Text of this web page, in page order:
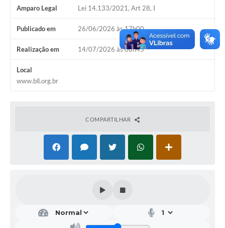
Amparo Legal Lei 14.133/2021, Art 28, I
Publicado em 26/06/2026 às 17h00
Realização em 14/07/2026 às 08h45
Local
www.bll.org.br
COMPARTILHAR